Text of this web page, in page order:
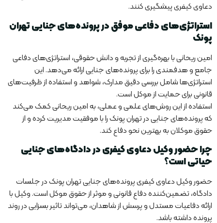
دعاوی کیفری پیشگیری کنند.
استراتژی‌های دفاعی موفق در پرونده‌های جنایی تهران
پونک
امین ریحانی با بهره‌گیری از تجربه و دانش حقوقی، استراتژی‌های دفاعی
جامع و هدفمندی را برای پرونده‌های جنایی ارائه می‌دهد. این
استراتژی‌ها شامل بررسی دقیق مدارک، شواهد و استفاده از ظرفیت‌های
قانونی برای حمایت از موکل است.
استفاده از این روش‌های علمی و عملی، به امین ریحانی کمک می‌کند
که پرونده‌های جنایی در تهران پونک را با موفقیت مدیریت کرده و از
حقوق موکلان به بهترین نحو دفاع کند.
چرا حضور وکیل دعاوی کیفری در دادگاه‌های جنایی
حیاتی است؟
حضور وکیل دعاوی کیفری پرونده‌های جنایی تهران پونک در جلسات
دادگاه، تضمین‌کننده دفاع قانونی و موثر از حقوق موکل است. وکیل با
ارائه دفاعیات مستدل و پرسش از شاهدان، می‌تواند تاثیر بسزایی در روند
پرونده داشته باشد.